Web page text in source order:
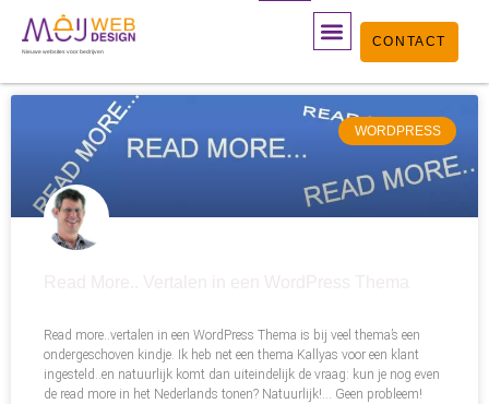
naarNieuwe websites voor bedrijven
CONTACT
WORDPRESS
Read more..vertalen in een WordPress Thema is bij veel thema’s een
ondergeschoven kindje. Ik heb net een thema Kallyas voor een klant
ingesteld..en natuurlijk komt dan uiteindelijk de vraag: kun je nog even
de read more in het Nederlands tonen? Natuurlijk!… Geen probleem!